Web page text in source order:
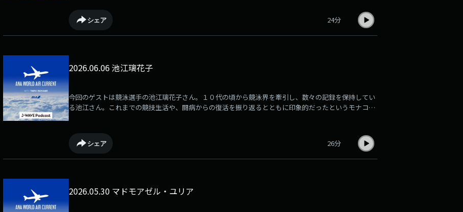
シェア 24分
2026.06.06 池江璃花子
今回のゲストは競泳選手の池江璃花子さん。１０代の頃から競泳界を牽引し、数々の記録を保持してい
る池江さん。これまでの競技生活や、闘病からの復活を振り返るとともに印象的だったというモナコの
街並みや、絶品スイーツについて伺いました。
シェア 26分
2026.05.30 マドモアゼル・ユリア